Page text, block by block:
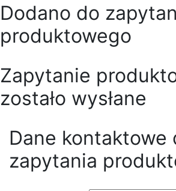
Dodano do
produktowego
Zapytanie
zostało wysłane
Dane kontaktowe
zapytania